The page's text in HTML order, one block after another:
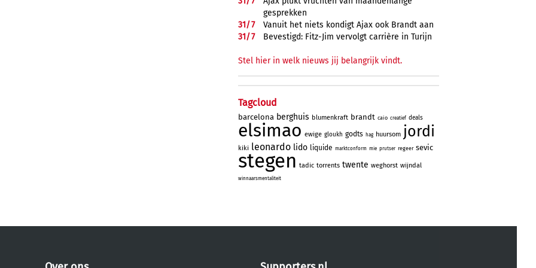
gesprekken
31/7
Vanuit het niets kondigt Ajax ook Brandt aan
31/7 Bevestigd: Fitz-Jim vervolgt carrière in Turijn
Stel hier in welk nieuws jij belangrijk vindt.
Tagcloud
barcelona berghuis blumenkraft brandt caio creatief deals
elsimao ewige gloukh godts hag huursom jordi
kiki leonardo lido liquide marktconform mie prutser regeer sevic
stegen tadic torrents twente weghorst wijndal
winnaarsmentaliteit